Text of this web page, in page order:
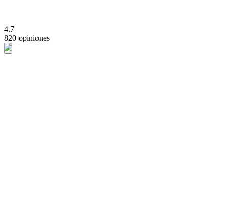
4.7
820 opiniones